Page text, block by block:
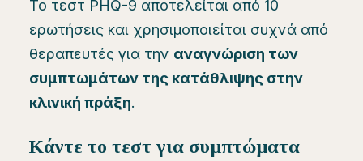
Το τεστ PHQ-9 αποτελείται από 10
ερωτήσεις και χρησιμοποιείται συχνά από
θεραπευτές για την αναγνώριση των
συμπτωμάτων της κατάθλιψης στην
κλινική πράξη.
Κάντε το τεστ για συμπτώματα